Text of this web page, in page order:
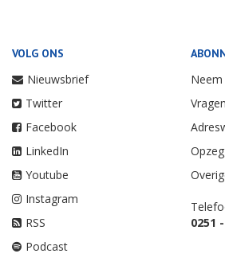
VOLG ONS
Nieuwsbrief
Twitter
Facebook
LinkedIn
Youtube
Instagram
RSS
Podcast
0251